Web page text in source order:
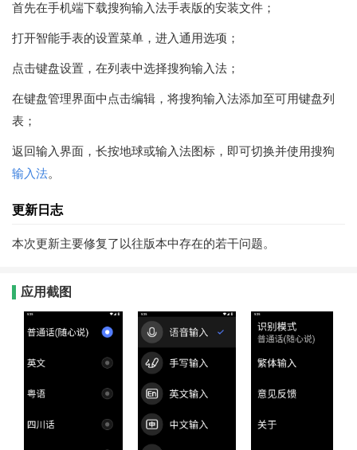
首先在手机端下载搜狗输入法手表版的安装文件；
打开智能手表的设置菜单，进入通用选项；
点击键盘设置，在列表中选择搜狗输入法；
在键盘管理界面中点击编辑，将搜狗输入法添加至可用键盘列
表；
返回输入界面，长按地球或输入法图标，即可切换并使用搜狗
输入法。
更新日志
本次更新主要修复了以往版本中存在的若干问题。
应用截图